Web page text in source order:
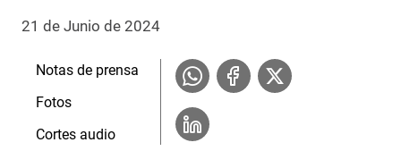
21 de Junio de 2024
Notas de prensa
Fotos
Cortes audio